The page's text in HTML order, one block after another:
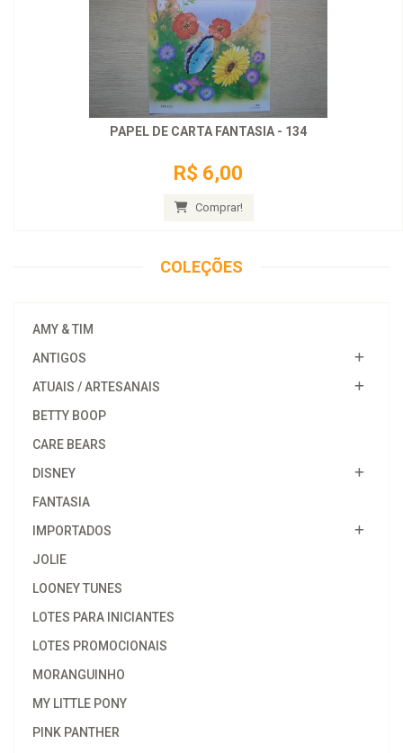
PAPEL DE CARTA FANTASIA - 134
R$ 6,00
Comprar!
COLEÇÕES
AMY & TIM
ANTIGOS
ATUAIS / ARTESANAIS
BETTY BOOP
CARE BEARS
DISNEY
FANTASIA
IMPORTADOS
JOLIE
LOONEY TUNES
LOTES PARA INICIANTES
LOTES PROMOCIONAIS
MORANGUINHO
MY LITTLE PONY
PINK PANTHER